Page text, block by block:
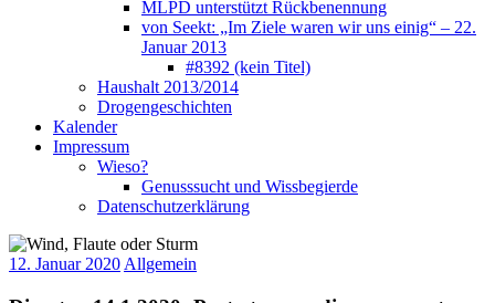
MLPD unterstützt Rückbenennung
von Seekt: „Im Ziele waren wir uns einig“ – 22.
Januar 2013
#8392 (kein Titel)
Haushalt 2013/2014
Drogengeschichten
Kalender
Impressum
Wieso?
Genusssucht und Wissbegierde
Datenschutzerklärung
12. Januar 2020 Allgemein